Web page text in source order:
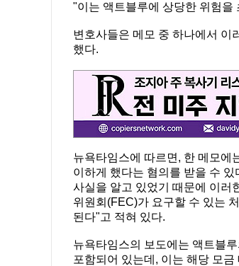
"이는 액트블루에 상당한 위험을
변호사들은 메모 중 하나에서 이
했다.
뉴욕타임스에 따르면, 한 메모에
이하게 했다는 혐의를 받을 수
사실을 알고 있었기 때문에 이러
위원회(FEC)가 요구할 수 있는
된다"고 적혀 있다.
뉴욕타임스의 보도에는 액트블
포함되어 있는데, 이는 해당 모